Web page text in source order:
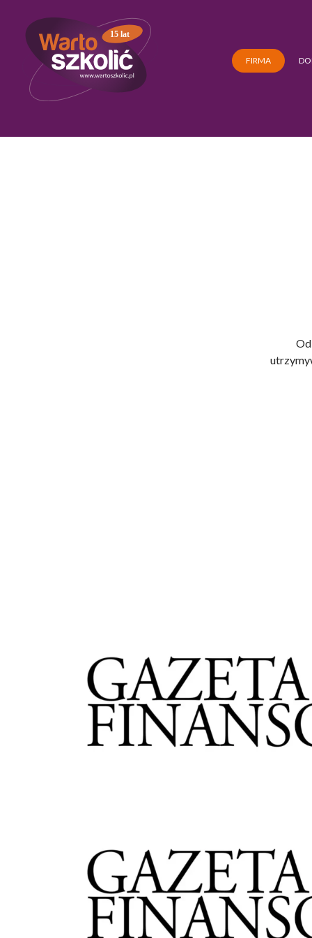
15 lat
FIRMA
Wykorzystujemy pliki
naszej witrynie. Informacje
analitycznym. Partnerzy
z ich usług.